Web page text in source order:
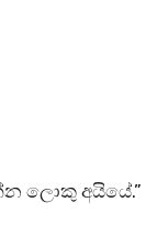
ලොකු අයියේ.”